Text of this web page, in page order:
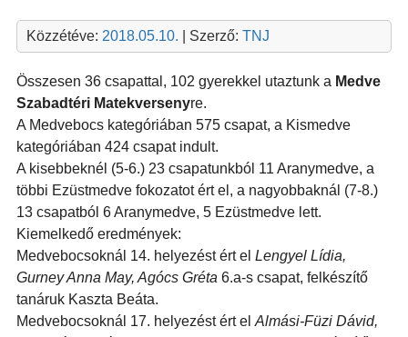
Közzétéve: 2018.05.10. | Szerző: TNJ
Összesen 36 csapattal, 102 gyerekkel utaztunk a Medve
Szabadtéri Matekversenyre.
A Medvebocs kategóriában 575 csapat, a Kismedve
kategóriában 424 csapat indult.
A kisebbeknél (5-6.) 23 csapatunkból 11 Aranymedve, a
többi Ezüstmedve fokozatot ért el, a nagyobbaknál (7-8.)
13 csapatból 6 Aranymedve, 5 Ezüstmedve lett.
Kiemelkedő eredmények:
Medvebocsoknál 14. helyezést ért el Lengyel Lídia,
Gurney Anna May, Agócs Gréta 6.a-s csapat, felkészítő
tanáruk Kaszta Beáta.
Medvebocsoknál 17. helyezést ért el Almási-Füzi Dávid,